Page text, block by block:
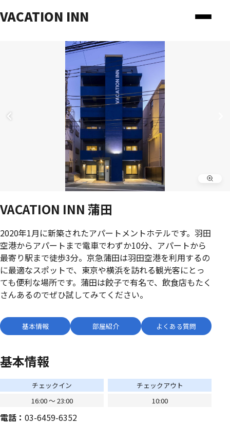
VACATION INN
VACATION INN 蒲田
2020年1月に新築されたアパートメントホテルです。羽田
空港からアパートまで電車でわずか10分、アパートから
最寄り駅まで徒歩3分。京急蒲田は羽田空港を利用するの
に最適なスポットで、東京や横浜を訪れる観光客にとっ
ても便利な場所です。蒲田は餃子で有名で、飲食店もたく
さんあるのでぜひ試してみてください。
基本情報 部屋紹介 よくある質問
基本情報
チェックイン
16:00 〜 23:00
チェックアウト
10:00
電話： 03-6459-6352